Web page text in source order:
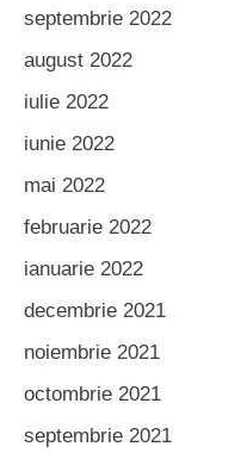
septembrie 2022
august 2022
iulie 2022
iunie 2022
mai 2022
februarie 2022
ianuarie 2022
decembrie 2021
noiembrie 2021
octombrie 2021
septembrie 2021